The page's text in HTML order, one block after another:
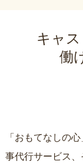
キャ
働
「おもてなしの
事代行サービス、